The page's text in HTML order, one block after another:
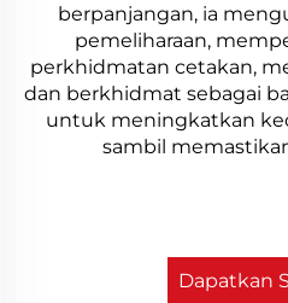
berpanjangan, ia
pemeliharaan,
perkhidmatan cetakan,
dan berkhidmat sebagai
untuk meningkatkan
sambil
Dapatkan